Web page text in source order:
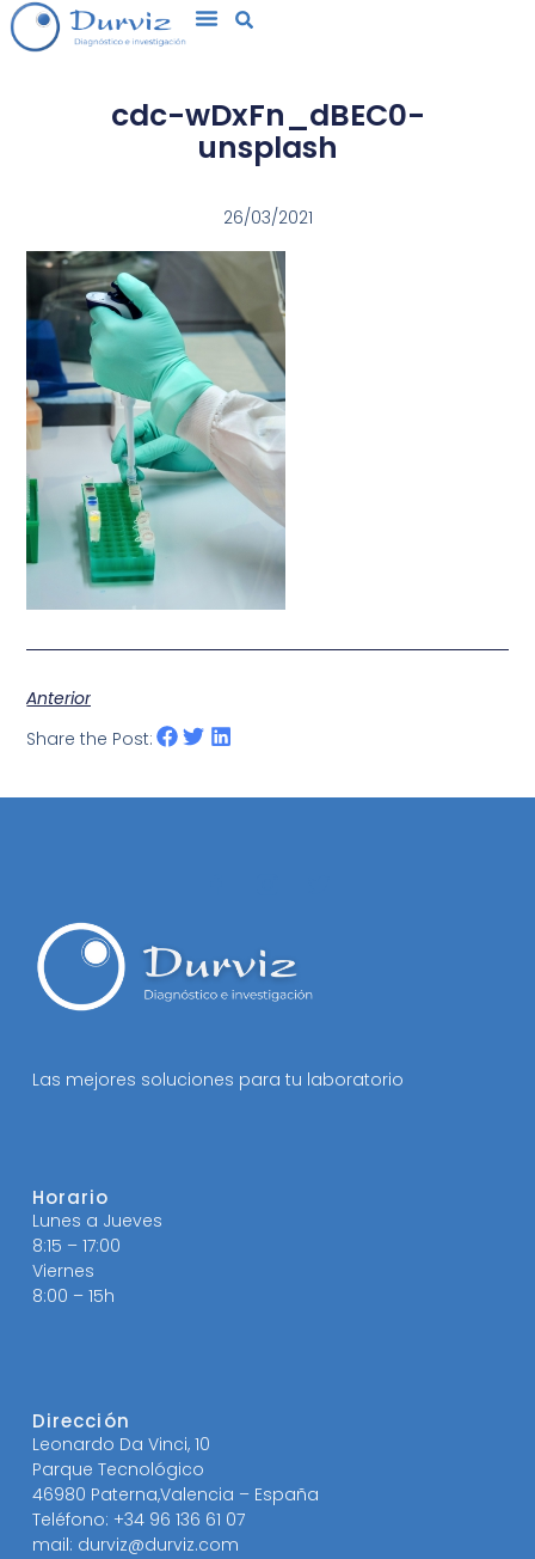
cdc-wDxFn_dBEC0-
unsplash
26/03/2021
Anterior
Share the Post:
Las mejores soluciones para tu laboratorio
Horario
Lunes a Jueves
8:15 – 17:00
Viernes
8:00 – 15h
Dirección
Leonardo Da Vinci, 10
Parque Tecnológico
46980 Paterna,Valencia – España
Teléfono: +34 96 136 61 07
mail: durviz@durviz.com